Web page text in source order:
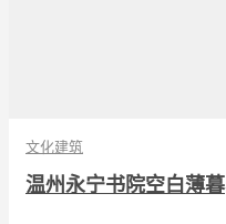
文化建筑
温州永宁书院空白薄暮